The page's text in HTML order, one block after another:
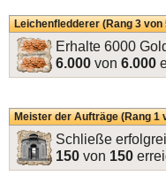
Leichenfledderer (Rang 3 von
Erhalte 6000
6.000 von 6.000
Meister der Aufträge (Rang 1
Schließe
150 von 150